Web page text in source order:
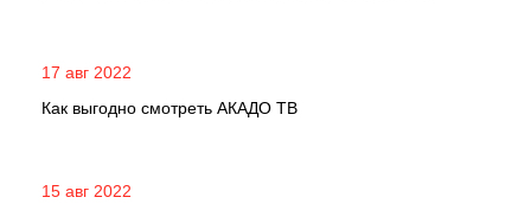
17 авг 2022
Как выгодно смотреть АКАДО ТВ
15 авг 2022